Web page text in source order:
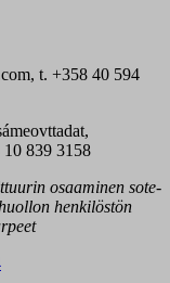
t. +358 40 594
839 3158
osaaminen sote-
henkilöstön